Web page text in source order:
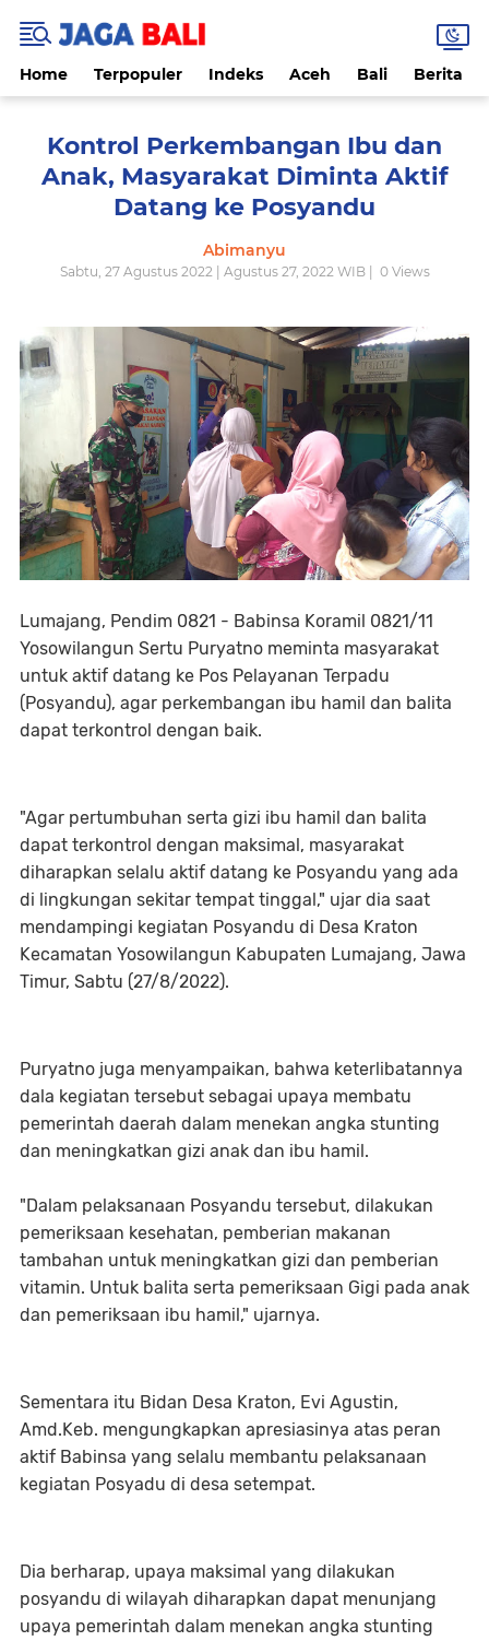
Home Terpopuler Indeks Aceh Bali Berita
Kontrol Perkembangan Ibu dan
Anak, Masyarakat Diminta Aktif
Datang ke Posyandu
Abimanyu
Sabtu, 27 Agustus 2022 | Agustus 27, 2022 WIB | 0Views
Lumajang, Pendim 0821 - Babinsa Koramil 0821/11
Yosowilangun Sertu Puryatno meminta masyarakat
untuk aktif datang ke Pos Pelayanan Terpadu
(Posyandu), agar perkembangan ibu hamil dan balita
dapat terkontrol dengan baik.
"Agar pertumbuhan serta gizi ibu hamil dan balita
dapat terkontrol dengan maksimal, masyarakat
diharapkan selalu aktif datang ke Posyandu yang ada
di lingkungan sekitar tempat tinggal," ujar dia saat
mendampingi kegiatan Posyandu di Desa Kraton
Kecamatan Yosowilangun Kabupaten Lumajang, Jawa
Timur, Sabtu (27/8/2022).
Puryatno juga menyampaikan, bahwa keterlibatannya
dala kegiatan tersebut sebagai upaya membatu
pemerintah daerah dalam menekan angka stunting
dan meningkatkan gizi anak dan ibu hamil.
"Dalam pelaksanaan Posyandu tersebut, dilakukan
pemeriksaan kesehatan, pemberian makanan
tambahan untuk meningkatkan gizi dan pemberian
vitamin. Untuk balita serta pemeriksaan Gigi pada anak
dan pemeriksaan ibu hamil," ujarnya.
Sementara itu Bidan Desa Kraton, Evi Agustin,
Amd.Keb. mengungkapkan apresiasinya atas peran
aktif Babinsa yang selalu membantu pelaksanaan
kegiatan Posyadu di desa setempat.
Dia berharap, upaya maksimal yang dilakukan
posyandu di wilayah diharapkan dapat menunjang
upaya pemerintah dalam menekan angka stunting